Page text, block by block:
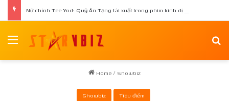
Menu
Home/ Showbiz
Showbiz Tiêu điểm